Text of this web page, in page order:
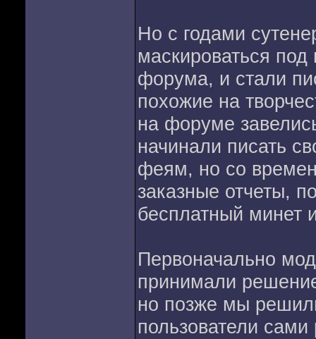
Но с годами
маскироваться
форума, и стали
похожие на
на форуме
начинали писать
феям, но со
заказные отчеты,
бесплатный минет
Первоначально
принимали
но позже мы
пользователи